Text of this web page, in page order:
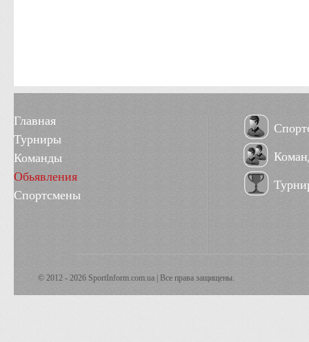
Главная
Турниры
Команды
Обьявления
Спортсмены
© 2012 - 2026 SportInform.com.ua | Все права защищены.